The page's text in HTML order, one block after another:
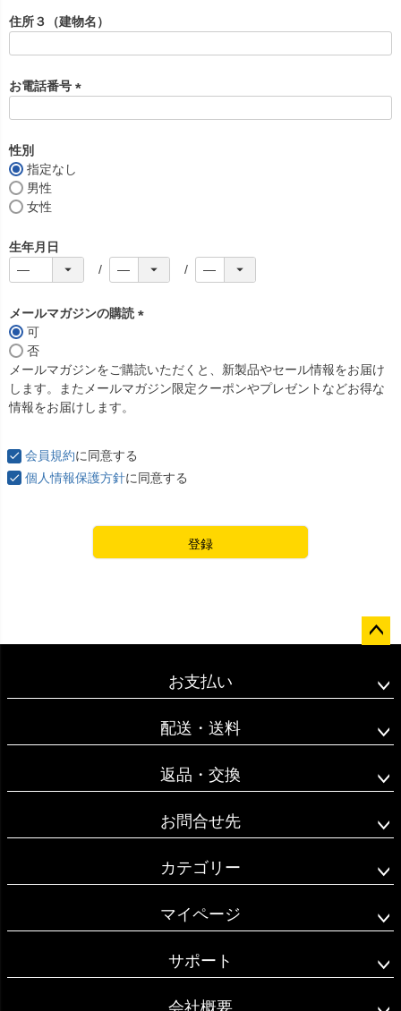
須
)
住所３（建物名）
お電話番号
性別
指定なし
男性
女性
生年月日
メールマガジンの購読
須
)
可
否
メールマガジンをご購読いただくと、新製品やセール情報をお届け
します。またメールマガジン限定クーポンやプレゼントなどお得な
情報をお届けします。
会員規約に同意する
個人情報保護方針に同意する
登録
ップ
お支払い
配送・送料
返品・交換
お問合せ先
カテゴリー
マイページ
サポート
会社概要